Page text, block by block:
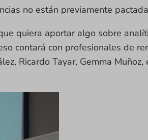
no están previamente
quiera aportar algo sobre
contará con profesionales de
Ricardo Tayar, Gemma